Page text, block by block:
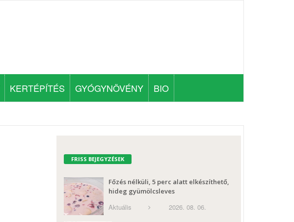
KERTÉPÍTÉS GYÓGYNÖVÉNY BIO
FRISS BEJEGYZÉSEK
Főzés nélküli, 5 perc alatt elkészíthető,
hideg gyümölcsleves
Aktuális 2026. 08. 06.